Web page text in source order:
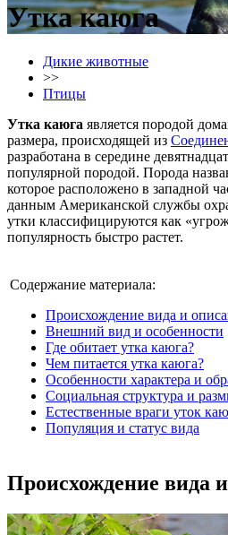
Утка каюга
Дикие животные
>>
Птицы
Утка каюга является породой
размера, происходящей из
разработана в середине
популярной породой. Порода
которое расположено в западной
данным Американской службы
утки классифицируются как
популярность быстро растет.
Содержание материала:
Происхождение вида и
Внешний вид и особенности
Где обитает утка каюга?
Чем питается утка каюга?
Особенности характера и
Социальная структура и
Естественные враги уток
Популяция и статус вида
Происхождение вида